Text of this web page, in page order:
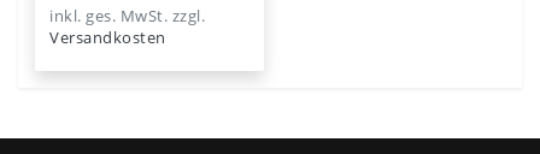
inkl. ges. MwSt. zzgl.
Versandkosten